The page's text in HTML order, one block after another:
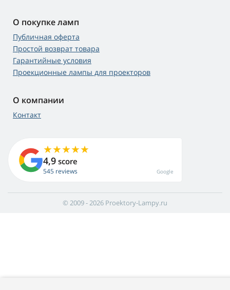
О покупке ламп
Публичная оферта
Простой возврат товара
Гарантийные условия
Проекционные лампы для проекторов
О компании
Контакт
4,9 score
545 reviews Google
© 2009 - 2026 Proektory-Lampy.ru